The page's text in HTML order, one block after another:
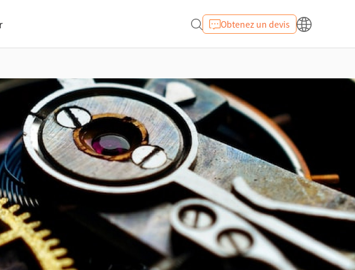
Obtenez un devis